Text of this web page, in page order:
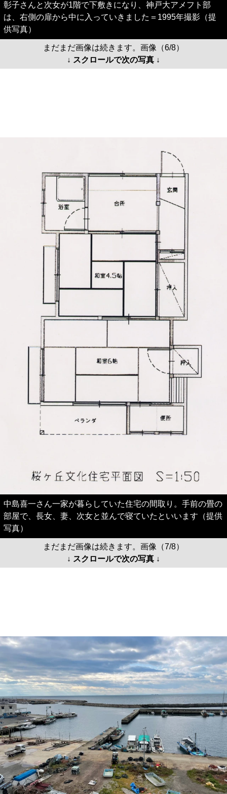
彰子さんと次女が1階で下敷きになり、神戸大アメフト部
は、右側の扉から中に入っていきました＝1995年撮影（提
供写真）
まだまだ画像は続きます。画像（6/8）
↓ スクロールで次の写真 ↓
中島喜一さん一家が暮らしていた住宅の間取り。手前の畳の
部屋で、長女、妻、次女と並んで寝ていたといいます（提供
写真）
まだまだ画像は続きます。画像（7/8）
↓ スクロールで次の写真 ↓